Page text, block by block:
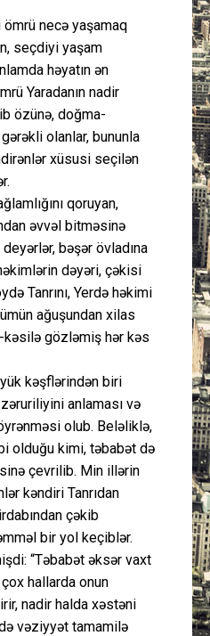
Layihə
Gündəm
Cəmiyyət
Əlaqə
ömrü necə yaşamaq
seçdiyi yaşam
həyatın ən
Yaradanın nadir
özünə, doğma-
olanlar, bununla
xüsusi seçilən
qoruyan,
əvvəl bitməsinə
bəşər övladına
dəyəri, çəkisi
Tanrını, Yerdə həkimi
ağuşundan xilas
kəsilə gözləmiş hər kəs
kəşflərindən biri
anlaması və
olub. Beləliklə,
olduğu kimi, təbabət də
çevrilib. Min illərin
kəndiri Tanrıdan
çəkib
bir yol keçiblər.
“Təbabət əksər vaxt
hallarda onun
nadir halda xəstəni
vəziyyət tamamilə